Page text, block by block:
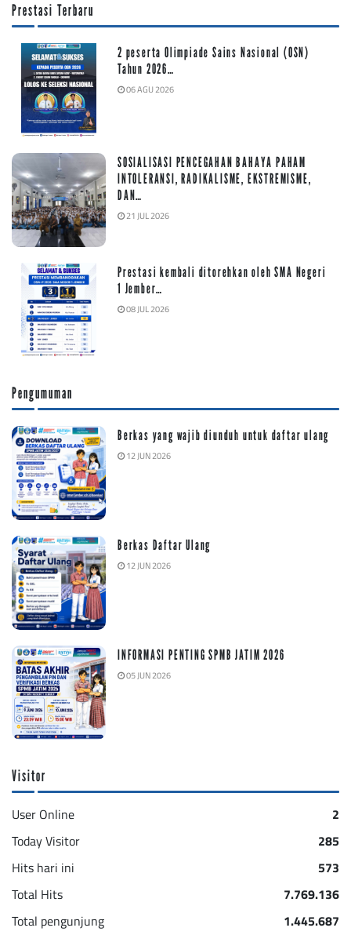
Prestasi Terbaru
2 peserta Olimpiade Sains Nasional (OSN)
Tahun 2026…
06 AGU 2026
SOSIALISASI PENCEGAHAN BAHAYA PAHAM
INTOLERANSI, RADIKALISME, EKSTREMISME,
DAN…
21 JUL 2026
Prestasi kembali ditorehkan oleh SMA Negeri
1 Jember…
08 JUL 2026
Pengumuman
Berkas yang wajib diunduh untuk daftar ulang
12 JUN 2026
Berkas Daftar Ulang
12 JUN 2026
INFORMASI PENTING SPMB JATIM 2026
05 JUN 2026
Visitor
User Online
2
Today Visitor
285
Hits hari ini
573
Total Hits
7.769.136
Total pengunjung
1.445.687